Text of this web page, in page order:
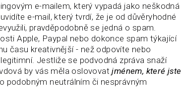
e-mailem, který vypadá jako neškodná
e-mail, který tvrdí, že je od důvěryhodné
pravděpodobně se jedná o spam.
Apple, Paypal nebo dokonce spam týkající
času kreativnější - než odpovíte nebo
Jestliže se podvodná zpráva snaží
by vás měla oslovovatjménem, které jste
podobným neutrálním či nesprávným